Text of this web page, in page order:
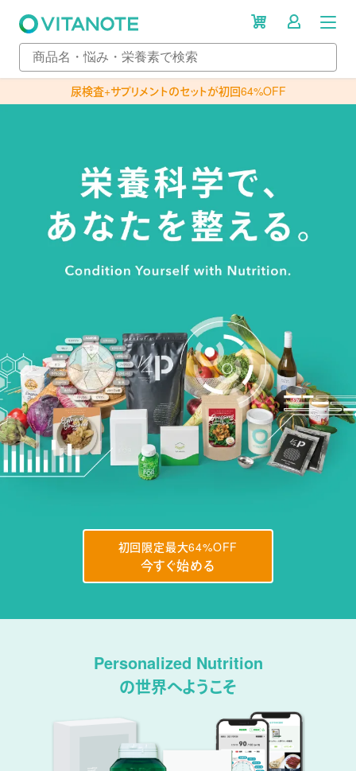
尿検査+サプリメントのセットが初回64%OFF
初回限定最大64%OFF
今すぐ始める
Personalized Nutrition
の世界へようこそ